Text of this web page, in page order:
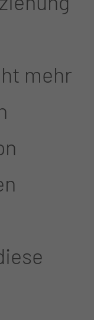
mehr